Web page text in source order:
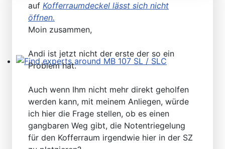
auf Kofferraumdeckel lässt sich nicht
öffnen.
Moin zusammen,
Andi ist jetzt nicht der erste der so ein
Problem hat.
Auch wenn Ihm nicht mehr direkt geholfen
werden kann, mit meinem Anliegen, würde
ich hier die Frage stellen, ob es einen
gangbaren Weg gibt, die Notentriegelung
für den Kofferraum irgendwie hier in der SZ